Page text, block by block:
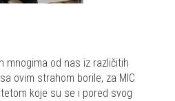
mnogima od nas iz različitih
ovim strahom borile, za MIC
koje su se i pored svog